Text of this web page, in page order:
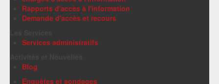
Rapports d'accès à l'information
Demande d'accès et recours
Services administratifs
Blog
Enquêtes et sondages